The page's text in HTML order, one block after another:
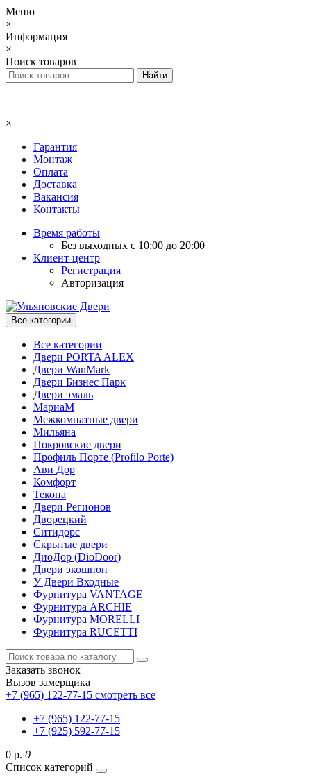
Меню
×
Информация
×
Поиск товаров
×
Гарантия
Монтаж
Оплата
Доставка
Вакансия
Контакты
Время работы
Без выходных с 10:00 до 20:00
Клиент-центр
Регистрация
Авторизация
Все категории
Все категории
Двери PORTA ALEX
Двери WanMark
Двери Бизнес Парк
Двери эмаль
МариаМ
Межкомнатные двери
Мильяна
Покровские двери
Профиль Порте (Profilo Porte)
Ави Дор
Комфорт
Текона
Двери Регионов
Дворецкий
Ситидорс
Скрытые двери
ДиоДор (DioDoor)
Двери экошпон
У Двери Входные
Фурнитура VANTAGE
Фурнитура ARCHIE
Фурнитура MORELLI
Фурнитура RUCETTI
Заказать звонок
Вызов замерщика
+7 (965) 122-77-15 смотреть все
+7 (965) 122-77-15
+7 (925) 592-77-15
0 р. 0
Список категорий